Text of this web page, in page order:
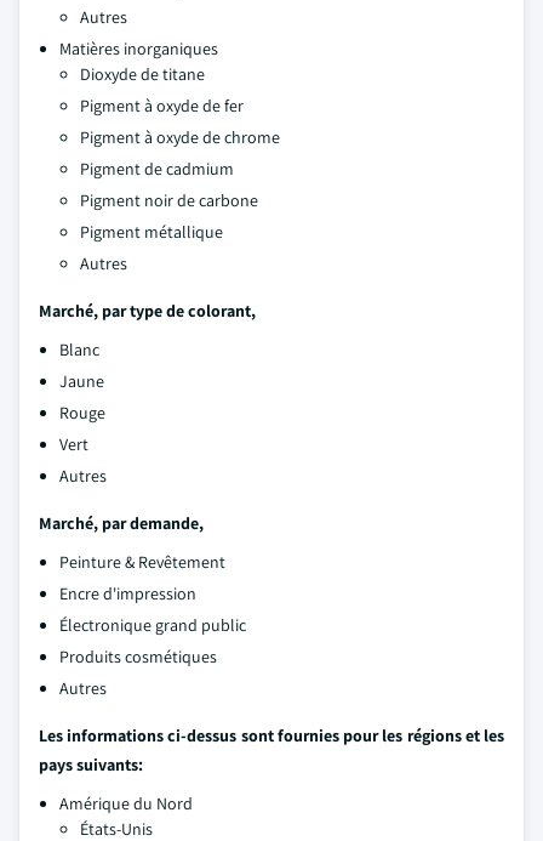
Autres
Matières inorganiques
Dioxyde de titane
Pigment à oxyde de fer
Pigment à oxyde de chrome
Pigment de cadmium
Pigment noir de carbone
Pigment métallique
Autres
Marché, par type de colorant,
Blanc
Jaune
Rouge
Vert
Autres
Marché, par demande,
Peinture & Revêtement
Encre d'impression
Électronique grand public
Produits cosmétiques
Autres
Les informations ci-dessus sont fournies pour les régions et les
pays suivants:
Amérique du Nord
États-Unis